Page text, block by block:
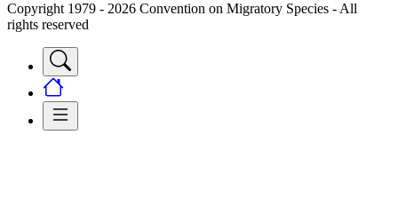
Copyright 1979 - 2026 Convention on Migratory Species - All
rights reserved